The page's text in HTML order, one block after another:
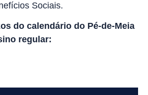
Sociais.
do calendário do Pé-de-Meia
regular: